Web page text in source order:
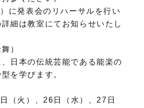
に発表会のリハーサルを行い
細は教室にてお知らせいたし
）
、日本の伝統芸能である能楽の
を学びます。
（火）、26日（水）、27日